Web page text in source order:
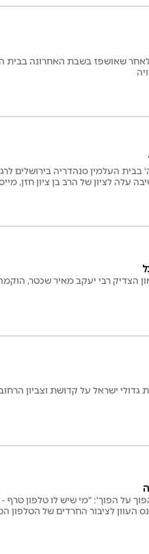
שאושפז בשבת האחרונה בבית
העלמין סנהדריה בירושלים
עלה לציון של הרב בן ציון חזן,
הצדיק רבי יעקב מאיר שכטר,
ישראל על קדושת וצביון
על הפוך': "מי שיש לו טלפון
העוון לציבור החרדים של